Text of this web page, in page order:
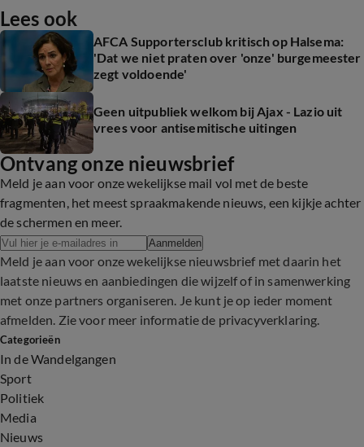
Lees ook
AFCA Supportersclub kritisch op Halsema:
'Dat we niet praten over 'onze' burgemeester
zegt voldoende'
Geen uitpubliek welkom bij Ajax - Lazio uit
vrees voor antisemitische uitingen
Ontvang onze nieuwsbrief
Meld je aan voor onze wekelijkse mail vol met de beste
fragmenten, het meest spraakmakende nieuws, een kijkje achter
de schermen en meer.
Aanmelden
Meld je aan voor onze wekelijkse nieuwsbrief met daarin het
laatste nieuws en aanbiedingen die wijzelf of in samenwerking
met onze partners organiseren. Je kunt je op ieder moment
afmelden. Zie voor meer informatie de privacyverklaring.
Categorieën
In de Wandelgangen
Sport
Politiek
Media
Nieuws